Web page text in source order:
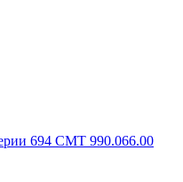
694 CMT 990.066.00